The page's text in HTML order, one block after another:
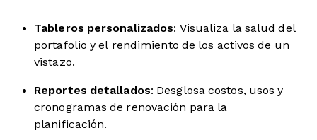
Tableros personalizados: Visualiza la salud del
portafolio y el rendimiento de los activos de un
vistazo.
Reportes detallados: Desglosa costos, usos y
cronogramas de renovación para la
planificación.